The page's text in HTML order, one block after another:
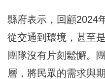
縣府表示，回顧2024
從交通到環境，甚至
團隊沒有片刻鬆懈。
層，將民眾的需求與